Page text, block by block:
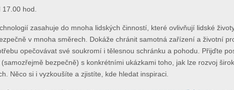
hod.
zasahuje do mnoha lidských činností, které ovlivňují lidské
v mnoha směrech. Dokáže chránit samotná zařízení a životní
opečovávat své soukromí i tělesnou schránku a pohodu. Přijďte
bezpečně) s konkrétními ukázkami toho, jak lze rozvoj
Něco si i vyzkoušíte a zjistíte, kde hledat inspiraci.